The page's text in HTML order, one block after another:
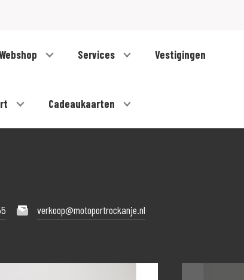
Services Vestigingen
Cadeaukaarten
verkoop@motoportrockanje.nl